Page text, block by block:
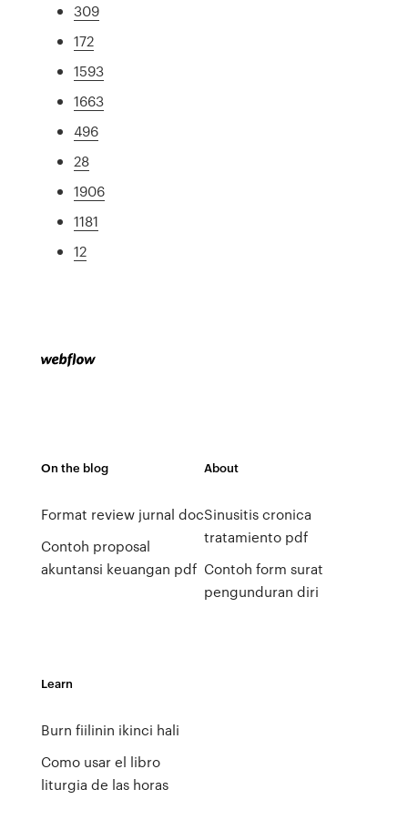
309
172
1593
1663
496
28
1906
1181
12
On the blog
Format review jurnal doc
Contoh proposal
akuntansi keuangan pdf
About
Sinusitis cronica
tratamiento pdf
Contoh form surat
pengunduran diri
Learn
Burn fiilinin ikinci hali
Como usar el libro
liturgia de las horas